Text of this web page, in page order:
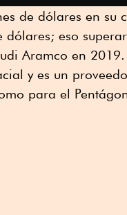
de dólares en su
eso
Aramco en 2019.
y es un
para el